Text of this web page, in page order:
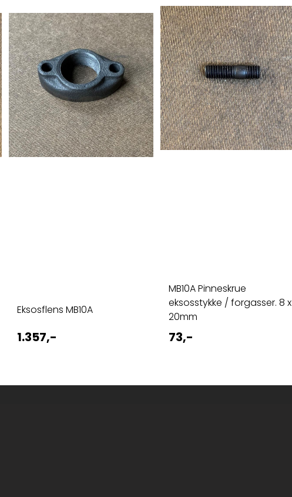
Eksosflens MB10A
1.357,-
MB10A Pinneskrue
eksosstykke / forgasser. 8 x
20mm
73,-